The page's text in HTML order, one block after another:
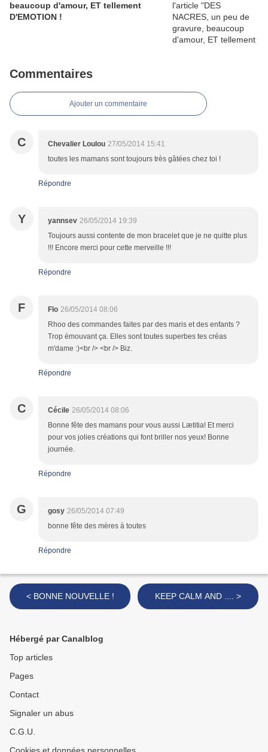
beaucoup d'amour, ET tellement
D'EMOTION !
Commentaires
Ajouter un commentaire
C Chevalier Loulou 27/05/2014 15:41
toutes les mamans sont toujours très gâtées chez toi !
Répondre
Y yannsev 26/05/2014 19:39
Toujours aussi contente de mon bracelet que je ne quitte plus
!!! Encore merci pour cette merveille !!!
Répondre
F Flo 26/05/2014 08:06
Rhoo des commandes faites par des maris et des enfants ?
Trop émouvant ça. Elles sont toutes superbes tes créas
m'dame :)<br /> <br /> Biz.
Répondre
C Cécile 26/05/2014 08:06
Bonne fête des mamans pour vous aussi Lætitia! Et merci
pour vos jolies créations qui font briller nos yeux! Bonne
journée.
Répondre
G gosy 26/05/2014 07:49
bonne fête des mères à toutes
Répondre
< BONNE NOUVELLE ! KEEP CALM AND .... >
Hébergé par Canalblog
Top articles
Pages
Contact
Signaler un abus
C.G.U.